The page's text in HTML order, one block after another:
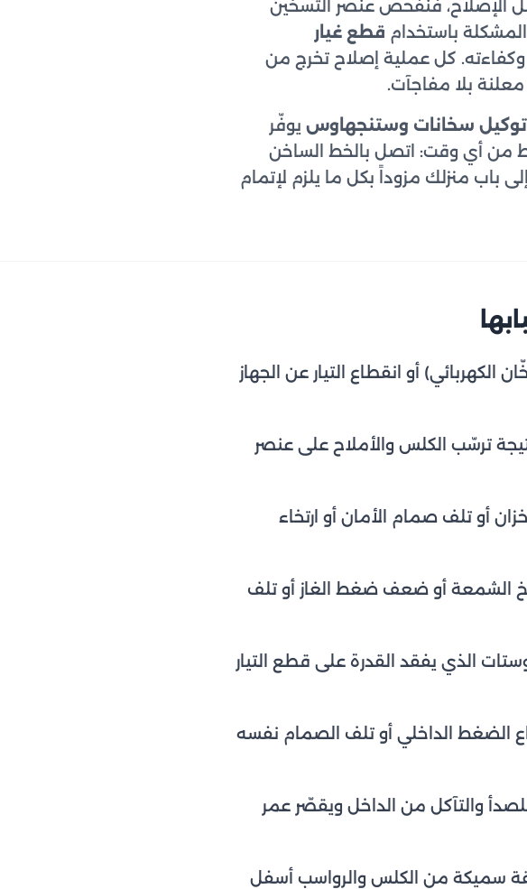
الإصلاح، فنفحص عنصر التسخين
باستخدام قطع غيار
وكفاءته. كل عملية إصلاح تخرج من
بلا مفاجآت.
توكيل سخانات وستنجهاوس يوفّر
من أي وقت: اتصل بالخط الساخن
باب منزلك مزوداً بكل ما يلزم لإتمام
أو انقطاع التيار عن الجهاز
ترسّب الكلس والأملاح على عنصر
أو تلف صمام الأمان أو ارتخاء
الشمعة أو ضعف ضغط الغاز أو تلف
الذي يفقد القدرة على قطع التيار
الضغط الداخلي أو تلف الصمام نفسه
والتآكل من الداخل ويقصّر عمر
سميكة من الكلس والرواسب أسفل